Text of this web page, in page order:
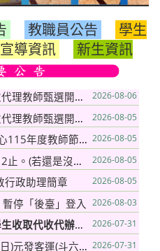
教職員公告
學生
宣導資訊 新生資訊
公告：本校115學年度第3次代理教師甄選開放受理第3順位報名之類科 2026-08-06
公告：本校115學年度第3次代理教師甄選開放受理第2順位報名之類科 2026-08-05
教育部教師諮商輔導支持中心115年度教師節系列「雲支持線上講座」實施計畫 2026-08-05
115年重補修繳費延長至8/12止。(若還是沒有繳費，將會取消重補修申請，不會有重補修成績) 2026-08-05
行政助理簡章 2026-08-05
停「後臺」登入 2026-08-03
代收代辦費審查會議會議紀錄 2026-07-31
115學年度新生成長營(8/27日)元發客運(斗六/古坑/重光/梅林)及成吉客運(林內/莿桐/虎尾/大埤/斗南)學生專車時間表,請同學提早5分鐘前往候車 2026-07-31